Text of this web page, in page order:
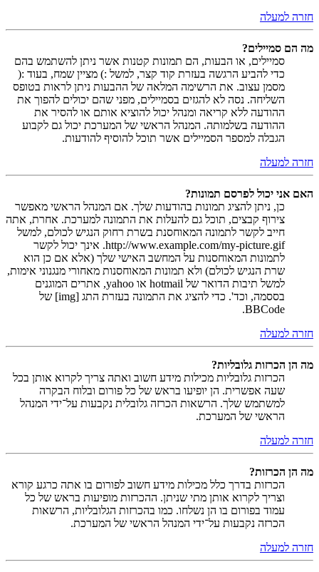
חזרה למעלה
מה הם סמיילים?
סמיילים, או הבעות, הם תמונות קטנות אשר ניתן להשתמש בהם
כדי להביע הרגשה בעזרת קוד קצר, למשל :) מציין שמח, בעוד :(
מסמן עצוב. את הרשימה המלאה של ההבעות ניתן לראות בטופס
השליחה. נסה לא להגזים בסמיילים, מפני שהם יכולים להפוך את
ההודעה ללא קריאה ומנהל יכול להוציא אותם או להסיר את
ההודעה בשלמותה. המנהל הראשי של המערכת יכול גם לקבוע
הגבלה למספר הסמיילים אשר תוכל להוסיף להודעות.
חזרה למעלה
האם אני יכול לפרסם תמונות?
כן, ניתן להציג תמונות בהודעות שלך. אם המנהל הראשי מאפשר
צירוף קבצים, תוכל גם להעלות את התמונה למערכת. אחרת, אתה
חייב לקשר לתמונה המאוחסנת בשרת רחוק הנגיש לכולם, למשל
http://www.example.com/my-picture.gif. אינך יכול לקשר
לתמונות המאוחסנות על המחשב האישי שלך (אלא אם כן הוא
שרת הנגיש לכולם) ולא תמונות המאוחסנות מאחורי מנגנוני אימות,
למשל תיבות הדואר של hotmail או yahoo, אתרים המוגנים
בססמה, וכד'. כדי להציג את התמונה בעזרת התג [img] של
BBCode.
חזרה למעלה
מה הן הכרזות גלובליות?
הכרזות גלובליות מכילות מידע חשוב ואתה צריך לקרוא אותן בכל
שעה אפשרית. הן יופיעו בראש של כל פורום ובלוח הבקרה
למשתמש שלך. הרשאות הכרזה גלובלית נקבעות על־ידי המנהל
הראשי של המערכת.
חזרה למעלה
מה הן הכרזות?
הכרזות בדרך כלל מכילות מידע חשוב לפורום בו אתה כרגע קורא
וצריך לקרוא אותן מתי שניתן. ההכרזות מופיעות בראש של כל
עמוד בפורום בו הן נשלחו. כמו בהכרזות הגלובליות, הרשאות
הכרזה נקבעות על־ידי המנהל הראשי של המערכת.
חזרה למעלה